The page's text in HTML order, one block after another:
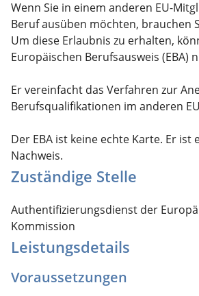
Wenn Sie in einem anderen EU-
Beruf ausüben möchten, brauchen
Um diese Erlaubnis zu erhalten,
Europäischen Berufsausweis (EBA)
Er vereinfacht das Verfahren zur
Berufsqualifikationen im anderen
Der EBA ist keine echte Karte. Er
Nachweis.
Zuständige Stelle
Authentifizierungsdienst der
Kommission
Leistungsdetails
Voraussetzungen